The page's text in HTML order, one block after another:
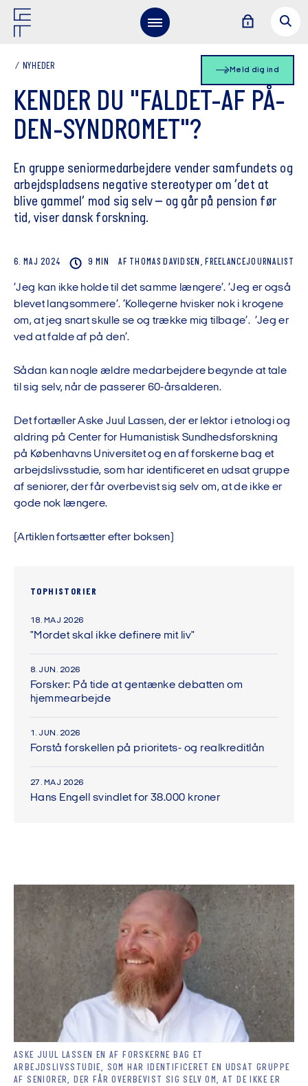
Meld dig ind
NYHEDER
KENDER DU "FALDET-AF PÅ-
DEN-SYNDROMET"?
En gruppe seniormedarbejdere vender samfundets og
arbejdspladsens negative stereotyper om ’det at
blive gammel’ mod sig selv – og går på pension før
tid, viser dansk forskning.
6. MAJ 2024 9 MIN AF THOMAS DAVIDSEN, FREELANCEJOURNALIST
’Jeg kan ikke holde til det samme længere’. ’Jeg er også
blevet langsommere’. ’Kollegerne hvisker nok i krogene
om, at jeg snart skulle se og trække mig tilbage’. ’Jeg er
ved at falde af på den’.
Sådan kan nogle ældre medarbejdere begynde at tale
til sig selv, når de passerer 60-årsalderen.
Det fortæller Aske Juul Lassen, der er lektor i etnologi og
aldring på Center for Humanistisk Sundhedsforskning
på Københavns Universitet og en af forskerne bag et
arbejdslivsstudie, som har identificeret en udsat gruppe
af seniorer, der får overbevist sig selv om, at de ikke er
gode nok længere.
(Artiklen fortsætter efter boksen)
TOPHISTORIER
18. MAJ 2026
"Mordet skal ikke definere mit liv"
8. JUN. 2026
Forsker: På tide at gentænke debatten om
hjemmearbejde
1. JUN. 2026
Forstå forskellen på prioritets- og realkreditlån
27. MAJ 2026
Hans Engell svindlet for 38.000 kroner
ASKE JUUL LASSEN EN AF FORSKERNE BAG ET
ARBEJDSLIVSSTUDIE, SOM HAR IDENTIFICERET EN UDSAT GRUPPE
AF SENIORER, DER FÅR OVERBEVIST SIG SELV OM, AT DE IKKE ER